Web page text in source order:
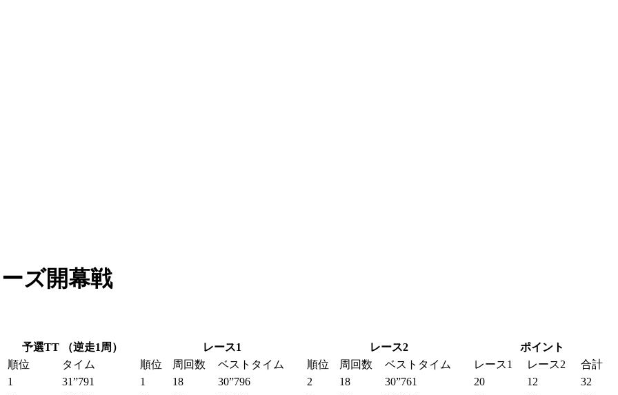
ズ開幕戦
予選TT （逆走1周） レース1 レース2
ポイント
順位
タイム 順位 周回数 ベストタイム 順位 周回数 ベストタイム レース1 レース2
合計
1
31”791 1 18 30”796 2 18 30”761 20 12
32